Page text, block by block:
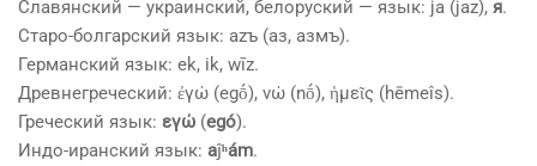
Славянский — украинский, белоруский — язык: ja (jaz), я.
Старо-болгарский язык: azъ (аз, азмъ).
Германский язык: ek, ik, wīz.
Древнегреческий: ἐγώ (egṓ), νώ (nṓ), ἡμεῖς (hēmeîs).
Греческий язык: εγώ (egó).
Индо-иранский язык: aĵʰám.